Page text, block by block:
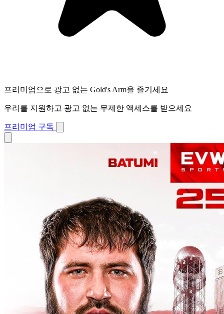
프리미엄으로 광고 없는 Gold's Arm을 즐기세요
우리를 지원하고 광고 없는 무제한 액세스를 받으세요
프리미엄 구독